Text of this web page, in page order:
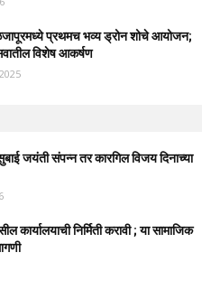
प्रथमच भव्य ड्रोन शोचे आयोजन;
विशेष आकर्षण
जयंती संपन्न तर कारगिल विजय दिनाच्या
कार्यालयाची निर्मिती करावी ; या सामाजिक